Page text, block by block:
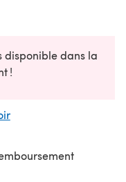
disponible dans la
!